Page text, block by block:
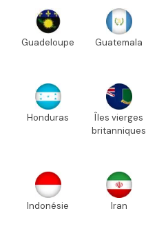
Guadeloupe Guatemala
Honduras
Îles vierges
britanniques
Indonésie Iran